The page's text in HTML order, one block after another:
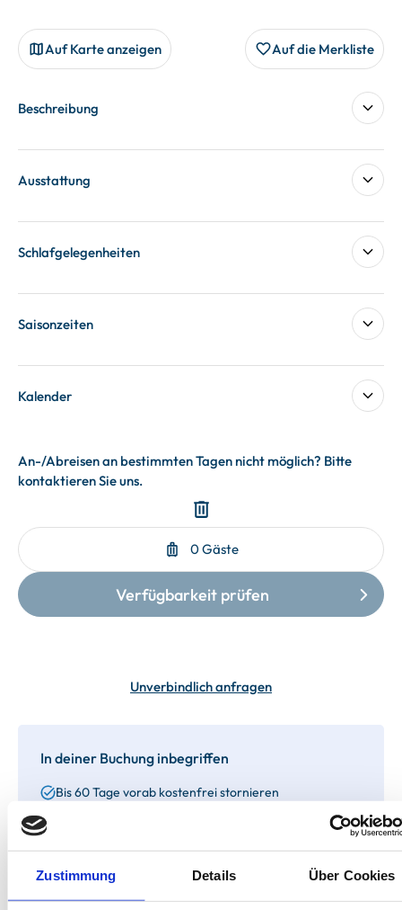
Zustimmung Details Über Cookies
Auf Karte anzeigen Auf die Merkliste
Beschreibung
Ausstattung
Schlafgelegenheiten
Saisonzeiten
Kalender
Unverbindlich anfragen
In deiner Buchung inbegriffen
Bis 60 Tage vorab kostenfrei stornieren
Wäschepakete inklusive
Gäste-App mit digitalen Bonusprogrammen